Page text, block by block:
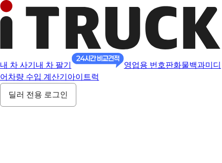
내 차 사기 내 차 팔기 영업용 번호판화물백과미디
어 차량 수입 계산기 아이트럭
딜러 전용 로그인